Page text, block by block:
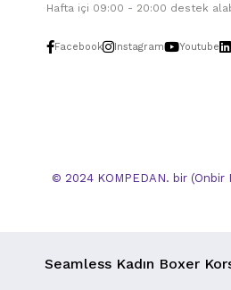
Hafta içi 09:00 - 20:00 destek
Facebook Instagram Youtube
© 2024 KOMPEDAN. bir (Onbir
Seamless Kadın Boxer